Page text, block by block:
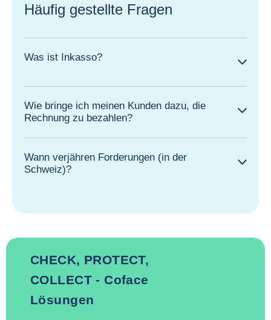
Häufig gestellte Fragen
Was ist Inkasso?
Wie bringe ich meinen Kunden dazu, die
Rechnung zu bezahlen?
Wann verjähren Forderungen (in der
Schweiz)?
CHECK, PROTECT,
COLLECT - Coface
Lösungen